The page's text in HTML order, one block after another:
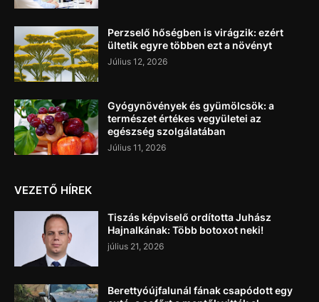
Perzselő hőségben is virágzik: ezért
ültetik egyre többen ezt a növényt
Július 12, 2026
Gyógynövények és gyümölcsök: a
természet értékes vegyületei az
egészség szolgálatában
Július 11, 2026
VEZETŐ HÍREK
Tiszás képviselő ordította Juhász
Hajnalkának: Több botoxot neki!
július 21, 2026
Berettyóújfalunál fának csapódott egy